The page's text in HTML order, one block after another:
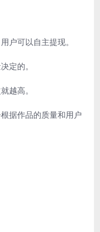
户可以自主提现。
定的。
越高。
据作品的质量和用户